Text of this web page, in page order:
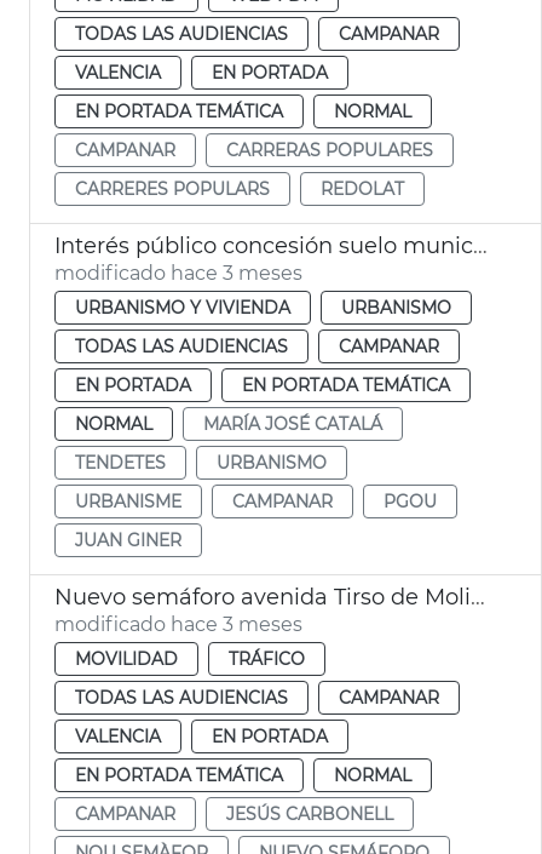
TODAS LAS AUDIENCIAS
CAMPANAR
VALENCIA
EN PORTADA
EN PORTADA TEMÁTICA
NORMAL
CAMPANAR
CARRERAS POPULARES
CARRERES POPULARS
REDOLAT
Interés público concesión suelo municipal ampliación IVO
modificado hace 3 meses
URBANISMO Y VIVIENDA
URBANISMO
TODAS LAS AUDIENCIAS
CAMPANAR
EN PORTADA
EN PORTADA TEMÁTICA
NORMAL
MARÍA JOSÉ CATALÁ
TENDETES
URBANISMO
URBANISME
CAMPANAR
PGOU
JUAN GINER
Nuevo semáforo avenida Tirso de Molina València
modificado hace 3 meses
MOVILIDAD
TRÁFICO
TODAS LAS AUDIENCIAS
CAMPANAR
VALENCIA
EN PORTADA
EN PORTADA TEMÁTICA
NORMAL
CAMPANAR
JESÚS CARBONELL